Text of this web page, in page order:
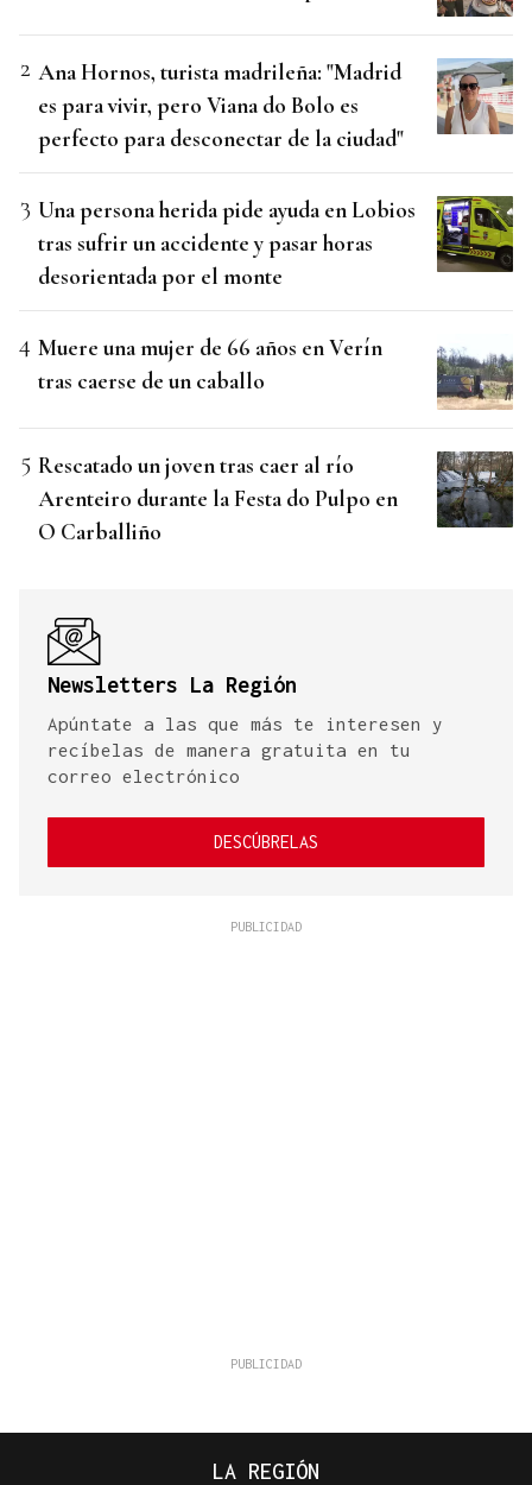
Ana Hornos, turista madrileña: "Madrid
es para vivir, pero Viana do Bolo es
perfecto para desconectar de la ciudad"
Una persona herida pide ayuda en Lobios
tras sufrir un accidente y pasar horas
desorientada por el monte
Muere una mujer de 66 años en Verín
tras caerse de un caballo
Rescatado un joven tras caer al río
Arenteiro durante la Festa do Pulpo en
O Carballiño
Newsletters La Región
Apúntate a las que más te interesen y
recíbelas de manera gratuita en tu
correo electrónico
DESCÚBRELAS
LA REGIÓN